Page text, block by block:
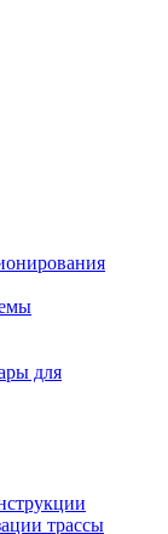
для
трассы